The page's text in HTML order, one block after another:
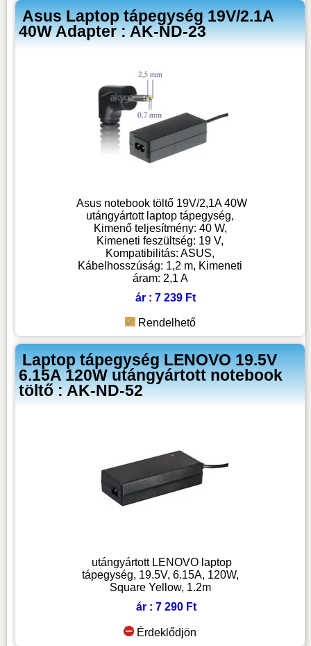
Asus Laptop tápegység 19V/2.1A
40W Adapter : AK-ND-23
Asus notebook töltő 19V/2,1A 40W
utángyártott laptop tápegység,
Kimenő teljesítmény: 40 W,
Kimeneti feszültség: 19 V,
Kompatibilitás: ASUS,
Kábelhosszúság: 1,2 m, Kimeneti
áram: 2,1 A
ár : 7 239 Ft
Rendelhető
Laptop tápegység LENOVO 19.5V
6.15A 120W utángyártott notebook
töltő : AK-ND-52
utángyártott LENOVO laptop
tápegység, 19.5V, 6.15A, 120W,
Square Yellow, 1.2m
ár : 7 290 Ft
Érdeklődjön